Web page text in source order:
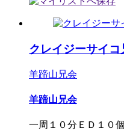
クレイジーサイコ
羊蹄山兄会
羊蹄山兄会
一周１０分ＥＤ１０